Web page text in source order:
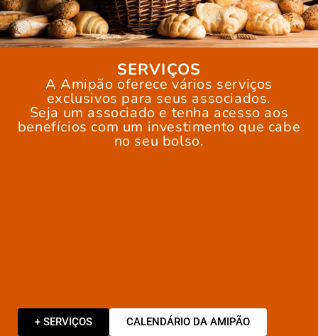
SERVIÇOS
A Amipão oferece vários serviços
exclusivos para seus associados.
Seja um associado e tenha acesso aos
benefícios com um investimento que cabe
no seu bolso.
+ SERVIÇOS CALENDÁRIO DA AMIPÃO